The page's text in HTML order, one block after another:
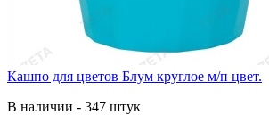
Кашпо для цветов Блум круглое м/п цвет.
В наличии - 347 штук